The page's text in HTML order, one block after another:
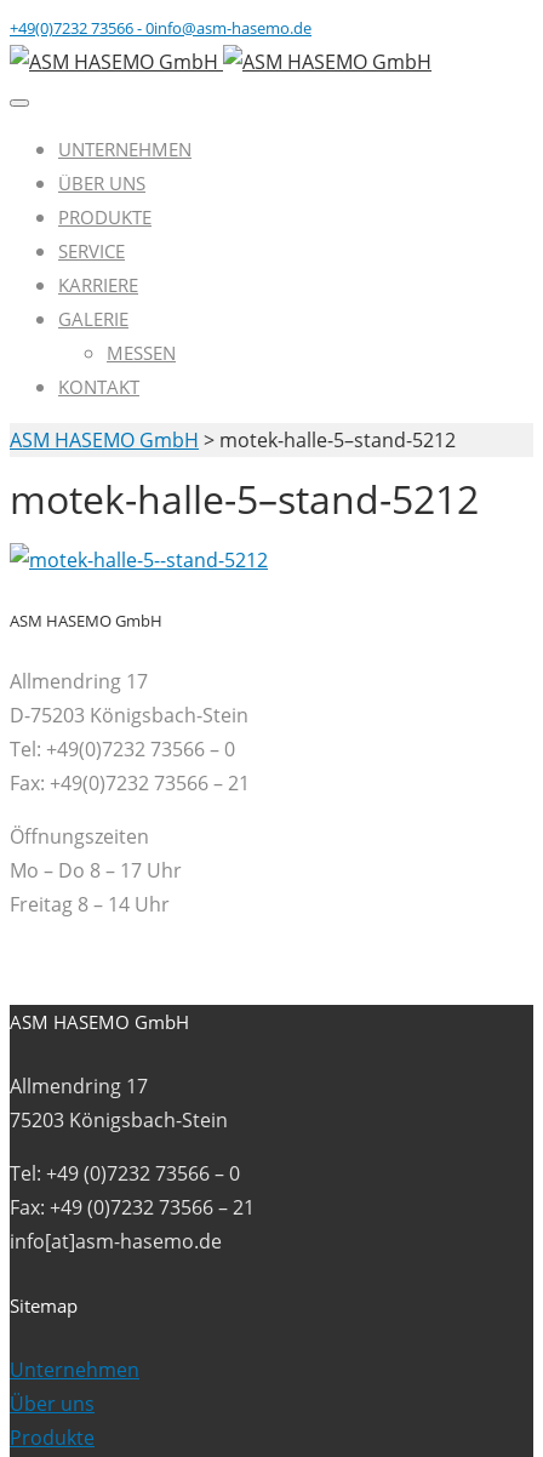
+49(0)7232 73566 - 0info@asm-hasemo.de
UNTERNEHMEN
ÜBER UNS
PRODUKTE
SERVICE
KARRIERE
GALERIE
MESSEN
KONTAKT
ASM HASEMO GmbH > motek-halle-5–stand-5212
motek-halle-5–stand-5212
ASM HASEMO GmbH
Allmendring 17
D-75203 Königsbach-Stein
Tel: +49(0)7232 73566 – 0
Fax: +49(0)7232 73566 – 21
Öffnungszeiten
Mo – Do 8 – 17 Uhr
Freitag 8 – 14 Uhr
ASM HASEMO GmbH
Allmendring 17
75203 Königsbach-Stein
Tel: +49 (0)7232 73566 – 0
Fax: +49 (0)7232 73566 – 21
info[at]asm-hasemo.de
Sitemap
Unternehmen
Über uns
Produkte